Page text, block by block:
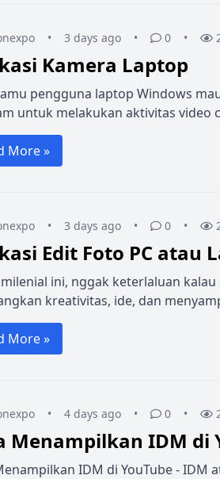
• 3 days ago • 0 •
Kamera Laptop
pengguna laptop Windows
untuk melakukan aktivitas video
More »
• 3 days ago • 0 •
Edit Foto PC atau
ini, nggak keterlaluan
kreativitas, ide, dan
More »
• 4 days ago • 0 •
Menampilkan IDM di
IDM di YouTube -